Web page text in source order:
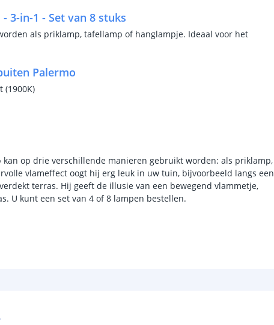
3-in-1 - Set van 8 stuks
als priklamp, tafellamp of hanglampje. Ideaal voor het
Palermo
(1900K)
kan op drie verschillende manieren gebruikt worden: als priklamp,
vlameffect oogt hij erg leuk in uw tuin, bijvoorbeeld langs een
terras. Hij geeft de illusie van een bewegend vlammetje,
U kunt een set van 4 of 8 lampen bestellen.